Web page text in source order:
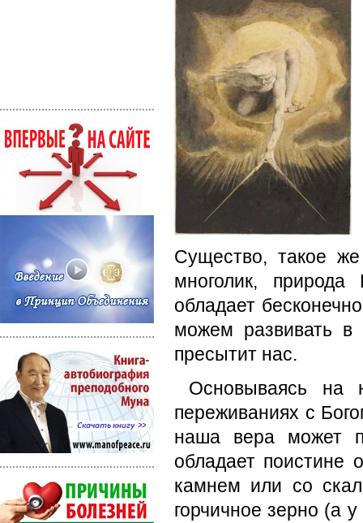
Существо, такое
многолик,
обладает
можем развивать в
пресытит нас.
Основываясь на
переживаниях с
наша вера может
обладает поистине
камнем или со
горчичное зерно (а